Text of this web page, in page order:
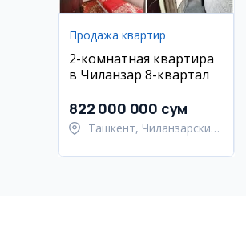
Продажа квартир
2-комнатная квартира
в Чиланзар 8-квартал
822 000 000 сум
Ташкент, Чиланзарский